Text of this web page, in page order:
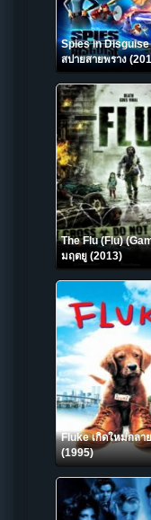
Spies in Disguise
สปายสายพราง
The Flu (Flu)
มฤตยู (2013)
Fluke เกิดใหม่กลา
(1995)